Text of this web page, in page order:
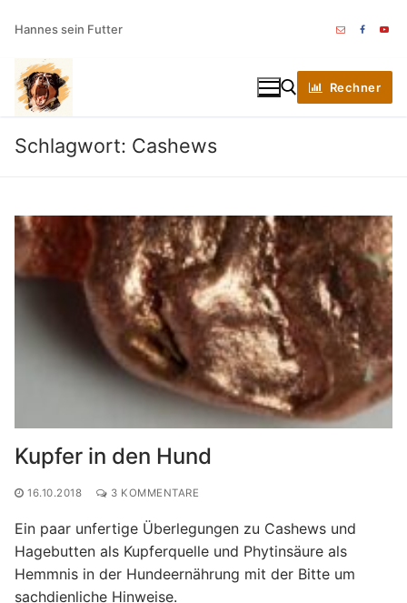
Inhalt
springen
Hannes sein Futter
Rechner
Schlagwort: Cashews
Kupfer in den Hund
16.10.2018 3 KOMMENTARE
Ein paar unfertige Überlegungen zu Cashews und
Hagebutten als Kupferquelle und Phytinsäure als
Hemmnis in der Hundeernährung mit der Bitte um
sachdienliche Hinweise.